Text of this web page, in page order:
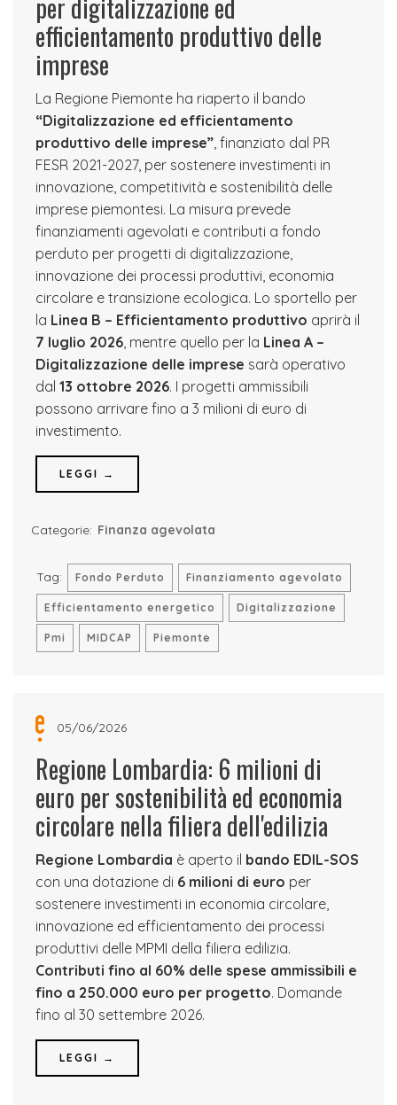
per digitalizzazione ed
efficientamento produttivo delle
imprese
La Regione Piemonte ha riaperto il bando
“Digitalizzazione ed efficientamento
produttivo delle imprese”, finanziato dal PR
FESR 2021-2027, per sostenere investimenti in
innovazione, competitività e sostenibilità delle
imprese piemontesi. La misura prevede
finanziamenti agevolati e contributi a fondo
perduto per progetti di digitalizzazione,
innovazione dei processi produttivi, economia
circolare e transizione ecologica. Lo sportello per
la Linea B – Efficientamento produttivo aprirà il
7 luglio 2026, mentre quello per la Linea A –
Digitalizzazione delle imprese sarà operativo
dal 13 ottobre 2026. I progetti ammissibili
possono arrivare fino a 3 milioni di euro di
investimento.
LEGGI →
Categorie: Finanza agevolata
Tag: Fondo Perduto Finanziamento agevolato
Efficientamento energetico Digitalizzazione
Pmi MIDCAP Piemonte
05/06/2026
Regione Lombardia: 6 milioni di
euro per sostenibilità ed economia
circolare nella filiera dell'edilizia
Regione Lombardia è aperto il bando EDIL-SOS
con una dotazione di 6 milioni di euro per
sostenere investimenti in economia circolare,
innovazione ed efficientamento dei processi
produttivi delle MPMI della filiera edilizia.
Contributi fino al 60% delle spese ammissibili e
fino a 250.000 euro per progetto. Domande
fino al 30 settembre 2026.
LEGGI →